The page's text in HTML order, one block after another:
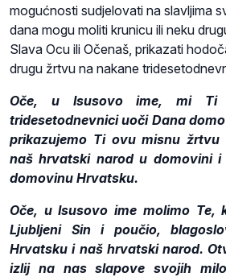
mogućnosti sudjelovati na slavljima
dana mogu moliti krunicu ili neku
Slava Ocu ili Očenaš, prikazati
drugu žrtvu na nakane
Oče, u Isusovo ime, mi Ti
tridesetodnevnici uoči Dana
prikazujemo Ti ovu misnu
naš hrvatski narod u domovini
domovinu Hrvatsku.
Oče, u Isusovo ime molimo Te,
Ljubljeni Sin i poučio,
Hrvatsku i naš hrvatski narod.
izlij na nas slapove svojih